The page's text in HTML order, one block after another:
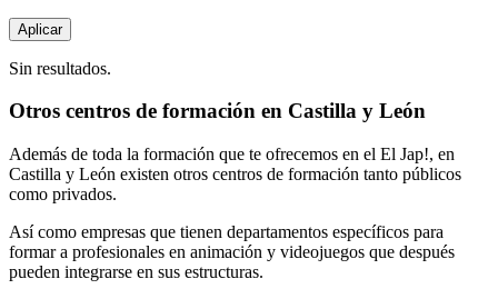
Sin resultados.
Otros centros de formación en Castilla y León
Además de toda la formación que te ofrecemos en el El Jap!, en
Castilla y León existen otros centros de formación tanto públicos
como privados.
Así como empresas que tienen departamentos específicos para
formar a profesionales en animación y videojuegos que después
pueden integrarse en sus estructuras.